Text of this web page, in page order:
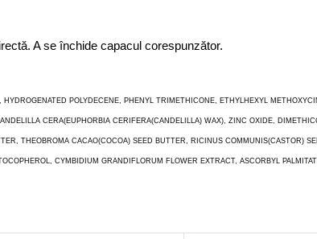
A se închide capacul corespunzător.
POLYDECENE, PHENYL TRIMETHICONE, ETHYLHEXYL
CERA(EUPHORBIA CERIFERA(CANDELILLA) WAX), ZINC OXIDE,
THEOBROMA CACAO(COCOA) SEED BUTTER, RICINUS COMMUNIS(CASTOR)
CYMBIDIUM GRANDIFLORUM FLOWER EXTRACT, ASCORBYL